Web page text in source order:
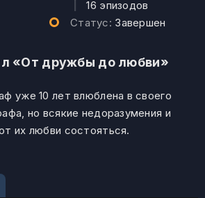
|16 эпизодов
Статус: Завершен
«От дружбы до любви»
уже 10 лет влюблена в своего
но всякие недоразумения и
их любви состояться.